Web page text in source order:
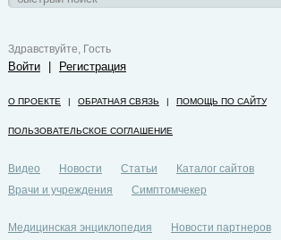
Здравствуйте, Гость
Войти | Регистрация
О ПРОЕКТЕ | ОБРАТНАЯ СВЯЗЬ | ПОМОЩЬ ПО САЙТУ
ПОЛЬЗОВАТЕЛЬСКОЕ СОГЛАШЕНИЕ
Видео Новости Статьи
Каталог сайтов
Врачи и учреждения
Симптомчекер
Медицинская энциклопедия Новости партнеров